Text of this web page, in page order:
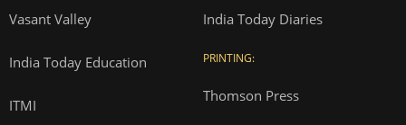
Vasant Valley
India Today Education
ITMI
India Today Diaries
PRINTING:
Thomson Press